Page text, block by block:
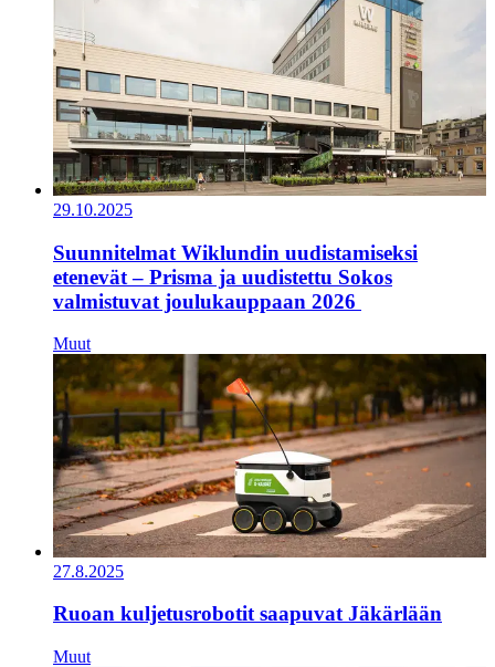
29.10.2025
Suunnitelmat Wiklundin uudistamiseksi
etenevät – Prisma ja uudistettu Sokos
valmistuvat joulukauppaan 2026
Muut
27.8.2025
Ruoan kuljetusrobotit saapuvat Jäkärlään
Muut